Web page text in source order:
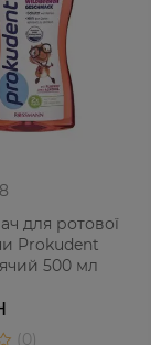
для ротової
Prokudent
500 мл